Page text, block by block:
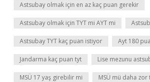
Astsubay olmak için en az kaç puan gerekir
Astsubay olmak için TYT mi AYT mi
Astsubay TYT kaç puan istiyor Ayt 180
Jandarma kaç puan tyt Lise mezunu
MSÜ 17 yaş girebilir mi MSÜ mü daha zor